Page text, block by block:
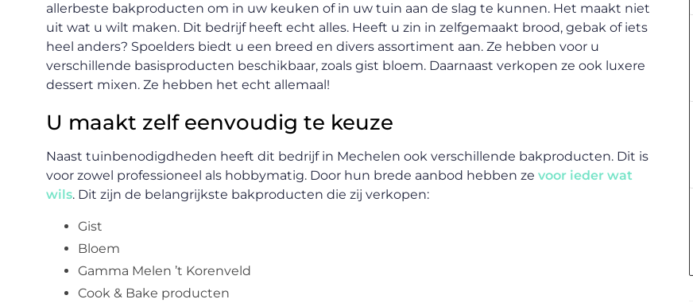
allerbeste bakproducten om in uw keuken of in uw tuin aan de slag te kunnen. Het maakt niet
uit wat u wilt maken. Dit bedrijf heeft echt alles. Heeft u zin in zelfgemaakt brood, gebak of iets
heel anders? Spoelders biedt u een breed en divers assortiment aan. Ze hebben voor u
verschillende basisproducten beschikbaar, zoals gist bloem. Daarnaast verkopen ze ook luxere
dessert mixen. Ze hebben het echt allemaal!
U maakt zelf eenvoudig te keuze
Naast tuinbenodigdheden heeft dit bedrijf in Mechelen ook verschillende bakproducten. Dit is
voor zowel professioneel als hobbymatig. Door hun brede aanbod hebben ze voor ieder wat
wils. Dit zijn de belangrijkste bakproducten die zij verkopen:
Gist
Bloem
Gamma Melen ’t Korenveld
Cook & Bake producten